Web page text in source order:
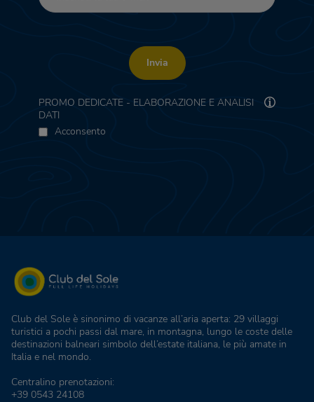
Invia
PROMO DEDICATE - ELABORAZIONE E ANALISI
DATI
Acconsento
Club del Sole è sinonimo di vacanze all’aria aperta: 29 villaggi
turistici a pochi passi dal mare, in montagna, lungo le coste delle
destinazioni balneari simbolo dell’estate italiana, le più amate in
Italia e nel mondo.
Centralino prenotazioni:
+39 0543 24108